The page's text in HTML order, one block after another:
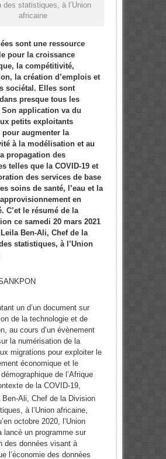
des statistiques, à l’Union
africaine
sont une ressource
pour la croissance
la compétitivité,
la création d’emplois et
sociétal. Elles sont
presque tous les
Son application va du
petits exploitants
augmenter la
à la modélisation et au
propagation des
telles que la COVID-19 et
des services de base
soins de santé, l’eau et la
en
C’et le résumé de la
ce samedi 20 mars 2021
Ben-Ali, Chef de la
statistiques, à l’Union
un d’un document sur
de la technologie et de
au cours d’un évènement
la numérisation de la
migrations pour exploiter le
économique et le
de l’Afrique
de la COVID-19,
Ali, Chef de la Division
à l’Union africaine,
octobre 2020, l’Union
lancé un programme sur
des données visant à
l’économie des données